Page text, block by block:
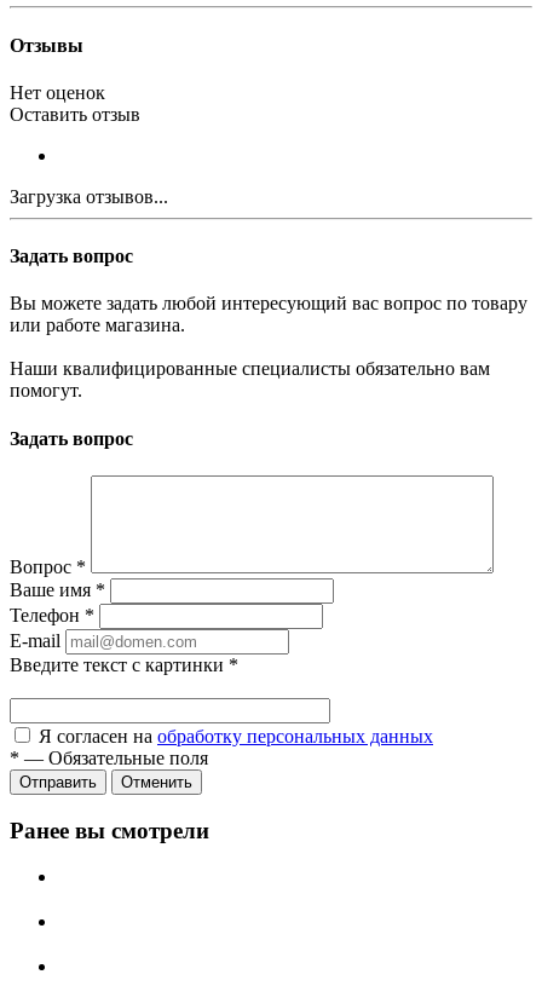
Отзывы
Нет оценок
Оставить отзыв
Загрузка отзывов...
Задать вопрос
Вы можете задать любой интересующий вас вопрос по товару
или работе магазина.
Наши квалифицированные специалисты обязательно вам
помогут.
Задать вопрос
Вопрос *
Ваше имя *
Телефон *
E-mail
Введите текст с картинки *
Я согласен на обработку персональных данных
* — Обязательные поля
Отправить Отменить
Ранее вы смотрели